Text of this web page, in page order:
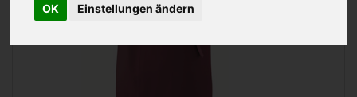
OK Einstellungen ändern